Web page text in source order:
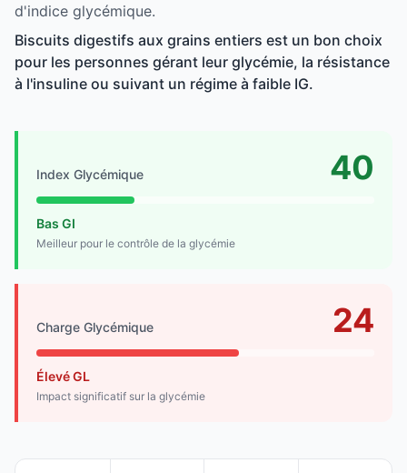
d'indice glycémique.
Biscuits digestifs aux grains entiers est un bon choix
pour les personnes gérant leur glycémie, la résistance
à l'insuline ou suivant un régime à faible IG.
Index Glycémique 40
Bas GI
Meilleur pour le contrôle de la glycémie
Charge Glycémique 24
Élevé GL
Impact significatif sur la glycémie